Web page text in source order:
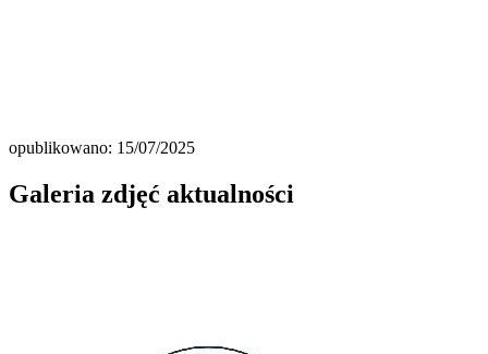
opublikowano: 15/07/2025
Galeria zdjęć aktualności